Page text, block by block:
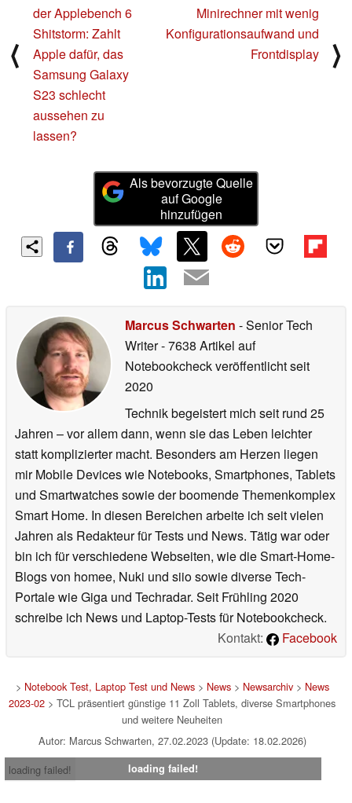
⟨
der Applebench 6
Shitstorm: Zahlt
Apple dafür, das
Samsung Galaxy
S23 schlecht
aussehen zu
lassen?
Minirechner mit wenig
Konfigurationsaufwand und
Frontdisplay
⟩
Als bevorzugte Quelle
auf Google
hinzufügen
Marcus Schwarten - Senior Tech
Writer- 7638 Artikel auf
Notebookcheck veröffentlichtseit
2020
Technik begeistert mich seit rund 25
Jahren – vor allem dann, wenn sie das Leben leichter
statt komplizierter macht. Besonders am Herzen liegen
mir Mobile Devices wie Notebooks, Smartphones, Tablets
und Smartwatches sowie der boomende Themenkomplex
Smart Home. In diesen Bereichen arbeite ich seit vielen
Jahren als Redakteur für Tests und News. Tätig war oder
bin ich für verschiedene Webseiten, wie die Smart-Home-
Blogs von homee, Nuki und siio sowie diverse Tech-
Portale wie Giga und Techradar. Seit Frühling 2020
schreibe ich News und Laptop-Tests für Notebookcheck.
Kontakt:
Facebook
> Notebook Test, Laptop Test und News> News> Newsarchiv> News
2023-02 > TCL präsentiert günstige 11 Zoll Tablets, diverse Smartphones
und weitere Neuheiten
Autor: Marcus Schwarten, 27.02.2023 (Update: 18.02.2026)
loading failed!
loading failed!